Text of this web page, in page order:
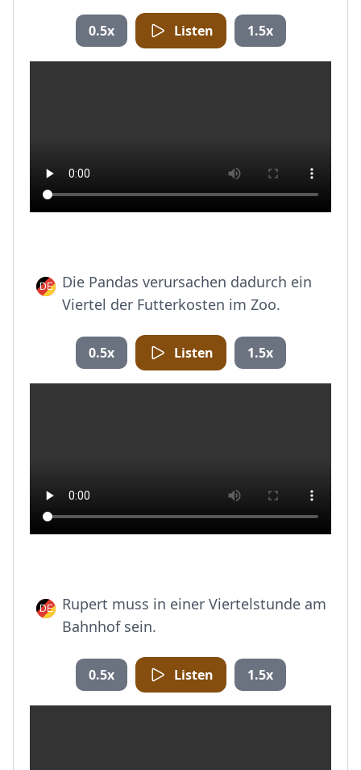
0.5x Listen 1.5x
Die Pandas verursachen dadurch ein
Viertel der Futterkosten im Zoo.
0.5x Listen 1.5x
Rupert muss in einer Viertelstunde am
Bahnhof sein.
0.5x Listen 1.5x